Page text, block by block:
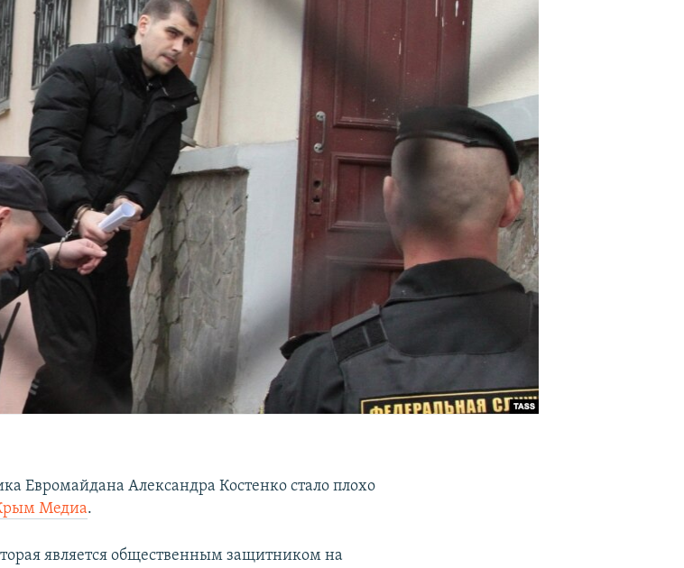
Евромайдана Александра Костенко стало плохо
Медиа.
является общественным защитником на